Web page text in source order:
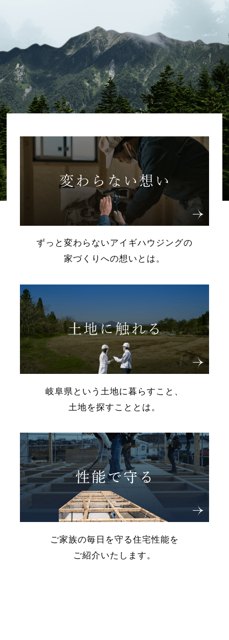
ずっと変わらないアイギハウジングの
家づくりへの想いとは。
岐阜県という土地に暮らすこと、
土地を探すこととは。
ご家族の毎日を守る住宅性能を
ご紹介いたします。